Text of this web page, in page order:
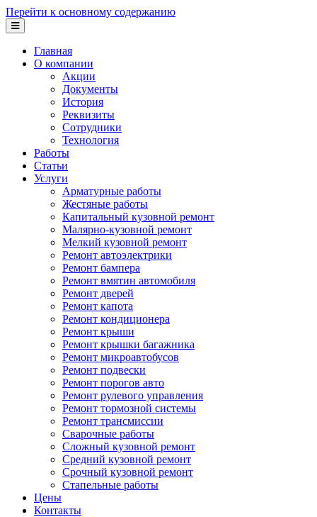
Перейти к основному содержанию
Главная
О компании
Акции
Документы
История
Реквизиты
Сотрудники
Технология
Работы
Статьи
Услуги
Арматурные работы
Жестяные работы
Капитальный кузовной ремонт
Малярно-кузовной ремонт
Мелкий кузовной ремонт
Ремонт автоэлектрики
Ремонт бампера
Ремонт вмятин автомобиля
Ремонт дверей
Ремонт капота
Ремонт кондиционера
Ремонт крыши
Ремонт крышки багажника
Ремонт микроавтобусов
Ремонт подвески
Ремонт порогов авто
Ремонт рулевого управления
Ремонт тормозной системы
Ремонт трансмиссии
Сварочные работы
Сложный кузовной ремонт
Средний кузовной ремонт
Срочный кузовной ремонт
Стапельные работы
Цены
Контакты